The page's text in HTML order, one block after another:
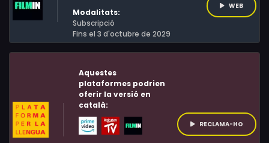
Modalitats:
Subscripció
Fins el 3 d'octubre de 2029
WEB
Aquestes
plataformes podrien
oferir la versió en
català:
RECLAMA-HO